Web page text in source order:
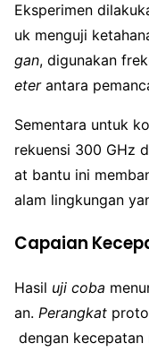
Eksperimen
uk menguji
gan, digunakan
eterantara
Sementara untuk
rekuensi 300 GHz
at bantu ini
alam lingkungan
Capaian
Hasil uji coba
an. Perangkat
dengan kecepatan